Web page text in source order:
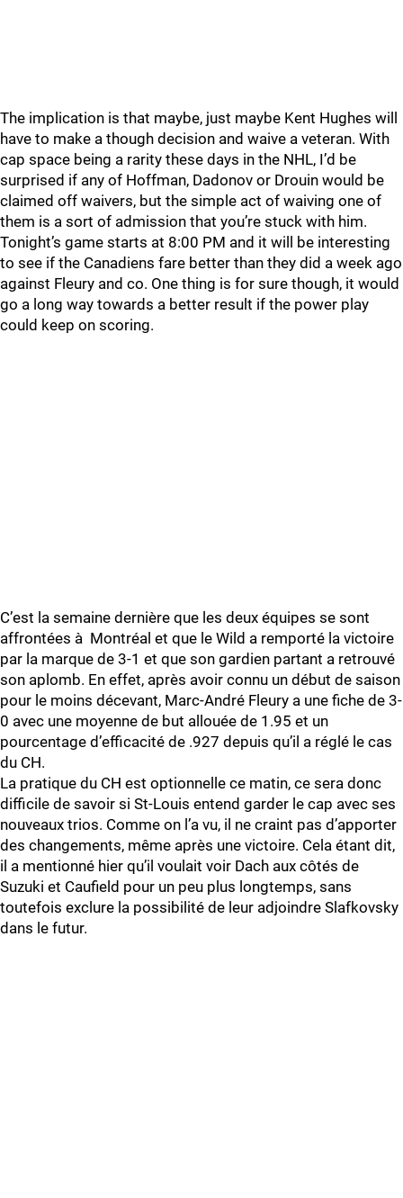
The implication is that maybe, just maybe Kent Hughes will
have to make a though decision and waive a veteran. With
cap space being a rarity these days in the NHL, I’d be
surprised if any of Hoffman, Dadonov or Drouin would be
claimed off waivers, but the simple act of waiving one of
them is a sort of admission that you’re stuck with him.
Tonight’s game starts at 8:00 PM and it will be interesting
to see if the Canadiens fare better than they did a week ago
against Fleury and co. One thing is for sure though, it would
go a long way towards a better result if the power play
could keep on scoring.
C’est la semaine dernière que les deux équipes se sont
affrontées à Montréal et que le Wild a remporté la victoire
par la marque de 3-1 et que son gardien partant a retrouvé
son aplomb. En effet, après avoir connu un début de saison
pour le moins décevant, Marc-André Fleury a une fiche de 3-
0 avec une moyenne de but allouée de 1.95 et un
pourcentage d’efficacité de .927 depuis qu’il a réglé le cas
du CH.
La pratique du CH est optionnelle ce matin, ce sera donc
difficile de savoir si St-Louis entend garder le cap avec ses
nouveaux trios. Comme on l’a vu, il ne craint pas d’apporter
des changements, même après une victoire. Cela étant dit,
il a mentionné hier qu’il voulait voir Dach aux côtés de
Suzuki et Caufield pour un peu plus longtemps, sans
toutefois exclure la possibilité de leur adjoindre Slafkovsky
dans le futur.